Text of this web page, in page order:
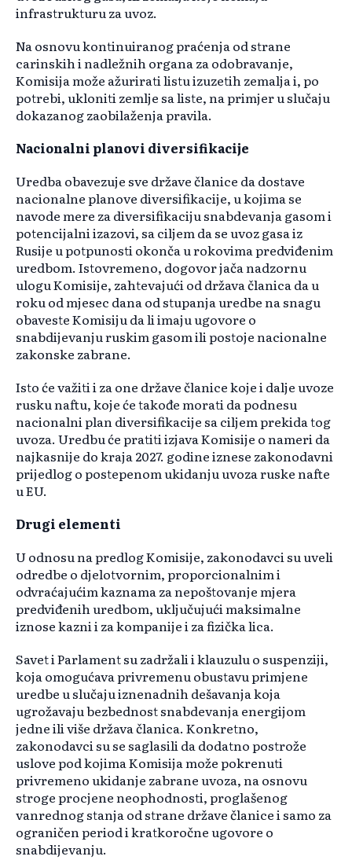
infrastrukturu za uvoz.
Na osnovu kontinuiranog praćenja od strane
carinskih i nadležnih organa za odobravanje,
Komisija može ažurirati listu izuzetih zemalja i, po
potrebi, ukloniti zemlje sa liste, na primjer u slučaju
dokazanog zaobilaženja pravila.
Nacionalni planovi diversifikacije
Uredba obavezuje sve države članice da dostave
nacionalne planove diversifikacije, u kojima se
navode mere za diversifikaciju snabdevanja gasom i
potencijalni izazovi, sa ciljem da se uvoz gasa iz
Rusije u potpunosti okonča u rokovima predviđenim
uredbom. Istovremeno, dogovor jača nadzornu
ulogu Komisije, zahtevajući od država članica da u
roku od mjesec dana od stupanja uredbe na snagu
obaveste Komisiju da li imaju ugovore o
snabdijevanju ruskim gasom ili postoje nacionalne
zakonske zabrane.
Isto će važiti i za one države članice koje i dalje uvoze
rusku naftu, koje će takođe morati da podnesu
nacionalni plan diversifikacije sa ciljem prekida tog
uvoza. Uredbu će pratiti izjava Komisije o nameri da
najkasnije do kraja 2027. godine iznese zakonodavni
prijedlog o postepenom ukidanju uvoza ruske nafte
u EU.
Drugi elementi
U odnosu na predlog Komisije, zakonodavci su uveli
odredbe o djelotvornim, proporcionalnim i
odvraćajućim kaznama za nepoštovanje mjera
predviđenih uredbom, uključujući maksimalne
iznose kazni i za kompanije i za fizička lica.
Savet i Parlament su zadržali i klauzulu o suspenziji,
koja omogućava privremenu obustavu primjene
uredbe u slučaju iznenadnih dešavanja koja
ugrožavaju bezbednost snabdevanja energijom
jedne ili više država članica. Konkretno,
zakonodavci su se saglasili da dodatno postrože
uslove pod kojima Komisija može pokrenuti
privremeno ukidanje zabrane uvoza, na osnovu
stroge procjene neophodnosti, proglašenog
vanrednog stanja od strane države članice i samo za
ograničen period i kratkoročne ugovore o
snabdijevanju.